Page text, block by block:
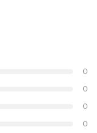
0
0
0
0